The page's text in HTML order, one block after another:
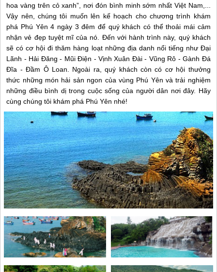
hoa vàng trên cỏ xanh”, nơi đón bình minh sớm nhất Việt Nam,...
Vậy nên, chúng tôi muốn lên kế hoạch cho chương trình khám
phá Phú Yên 4 ngày 3 đêm để quý khách có thể thoải mái cảm
nhận vẻ đẹp tuyệt mĩ của nó. Đến với hành trình này, quý khách
sẽ có cơ hội đi thăm hàng loạt những địa danh nổi tiếng như Đại
Lãnh - Hải Đăng - Mũi Điện - Vịnh Xuân Đài - Vũng Rô - Gành Đá
Đĩa - Đầm Ô Loan. Ngoài ra, quý khách còn có cơ hội thưởng
thức những món hải sản ngon của vùng Phú Yên và trải nghiệm
những điều bình dị trong cuộc sống của người dân nơi đây. Hãy
cùng chúng tôi khám phá Phú Yên nhé!